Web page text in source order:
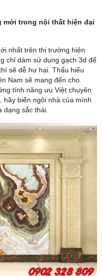
mới trong nội thất hiện đại
nhất trên thị trường hiện
chỉ dám sử dụng gạch 3d để
sẽ dễ hư hại. Thấu hiểu
Nam sẽ mang đến cho
tính năng ưu Việt chuyên
hãy biến ngôi nhà của mình
sắc thái.